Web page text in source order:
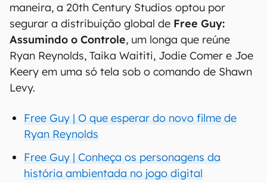
maneira, a 20th Century Studios optou por
segurar a distribuição global de Free Guy:
Assumindo o Controle, um longa que reúne
Ryan Reynolds, Taika Waititi, Jodie Comer e Joe
Keery em uma só tela sob o comando de Shawn
Levy.
Free Guy | O que esperar do novo filme de
Ryan Reynolds
Free Guy | Conheça os personagens da
história ambientada no jogo digital